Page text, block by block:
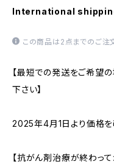
International
この商品は2点までのご注
【最短での発送をご希望
下さい】
2025年4月1日より価格を
【抗がん剤治療が終わっ